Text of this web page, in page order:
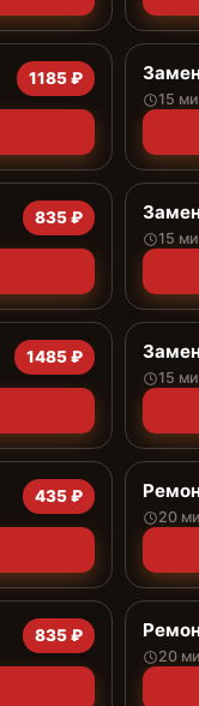
1185 ₽
15
835 ₽
15
1485 ₽
15
435 ₽
20
835 ₽
20